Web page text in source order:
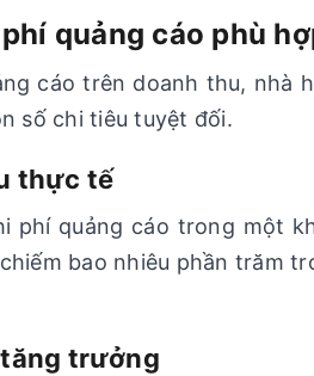
quảng cáo phù
cáo trên doanh thu, nhà
số chi tiêu tuyệt đối.
thực tế
phí quảng cáo trong một
bao nhiêu phần trăm
trưởng